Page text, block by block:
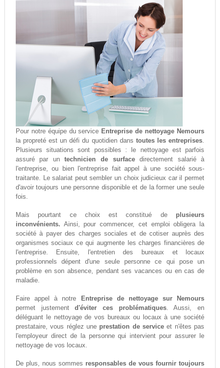
Pour notre équipe du service Entreprise de nettoyage Nemours
la propreté est un défi du quotidien dans toutes les entreprises.
Plusieurs situations sont possibles : le nettoyage est parfois
assuré par untechnicien de surfacedirectement salarié à
l'entreprise, ou bien l'entreprise fait appel à une société sous-
traitante. Le salariat peut sembler un choix judicieux car il permet
d'avoir toujours une personne disponible et de la former une seule
fois.
Mais pourtant ce choix est constitué de plusieurs
inconvénients. Ainsi, pour commencer, cet emploi obligera la
société à payer des charges sociales et de cotiser auprès des
organismes sociaux ce qui augmente les charges financières de
l'entreprise. Ensuite, l'entretien des bureaux et locaux
professionnels dépent d'une seule personne ce qui pose un
problème en son absence, pendant ses vacances ou en cas de
maladie.
Faire appel à notre
Entreprise de nettoyage sur Nemours
permet justementd'éviter ces problématiques. Aussi, en
déléguant le nettoyage de vos bureaux ou locaux à une société
prestataire, vous réglez une prestation de service et n'êtes pas
l'employeur direct de la personne qui intervient pour assurer le
nettoyage de vos locaux.
De plus, nous sommes responsables de vous fournir toujours